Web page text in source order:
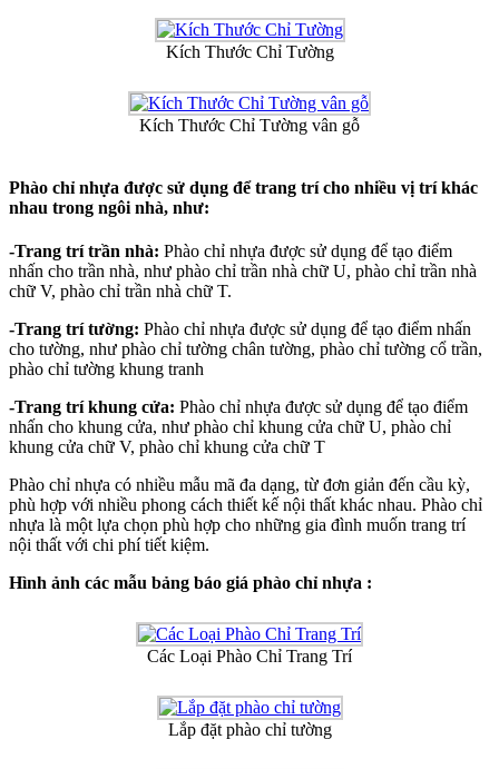
Kích Thước Chỉ Tường
Kích Thước Chỉ Tường vân gỗ
Phào chỉ nhựa được sử dụng để trang trí cho nhiều vị trí khác
nhau trong ngôi nhà, như:
-Trang trí trần nhà: Phào chỉ nhựa được sử dụng để tạo điểm
nhấn cho trần nhà, như phào chỉ trần nhà chữ U, phào chỉ trần nhà
chữ V, phào chỉ trần nhà chữ T.
-Trang trí tường: Phào chỉ nhựa được sử dụng để tạo điểm nhấn
cho tường, như phào chỉ tường chân tường, phào chỉ tường cổ trần,
phào chỉ tường khung tranh
-Trang trí khung cửa: Phào chỉ nhựa được sử dụng để tạo điểm
nhấn cho khung cửa, như phào chỉ khung cửa chữ U, phào chỉ
khung cửa chữ V, phào chỉ khung cửa chữ T
Phào chỉ nhựa có nhiều mẫu mã đa dạng, từ đơn giản đến cầu kỳ,
phù hợp với nhiều phong cách thiết kế nội thất khác nhau. Phào chỉ
nhựa là một lựa chọn phù hợp cho những gia đình muốn trang trí
nội thất với chi phí tiết kiệm.
Hình ảnh các mẫu bảng báo giá phào chỉ nhựa :
Các Loại Phào Chỉ Trang Trí
Lắp đặt phào chỉ tường